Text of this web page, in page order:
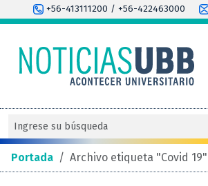
+56-413111200 / +56-422463000
Portada / Archivo etiqueta "Covid 19"